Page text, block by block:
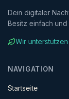
Dein digitaler
Besitz einfach und
Wir
NAVIGATION
Startseite